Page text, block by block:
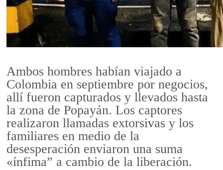
Ambos hombres habían viajado a
Colombia en septiembre por negocios,
allí fueron capturados y llevados hasta
la zona de Popayán. Los captores
realizaron llamadas extorsivas y los
familiares en medio de la
desesperación enviaron una suma
«ínfima” a cambio de la liberación.